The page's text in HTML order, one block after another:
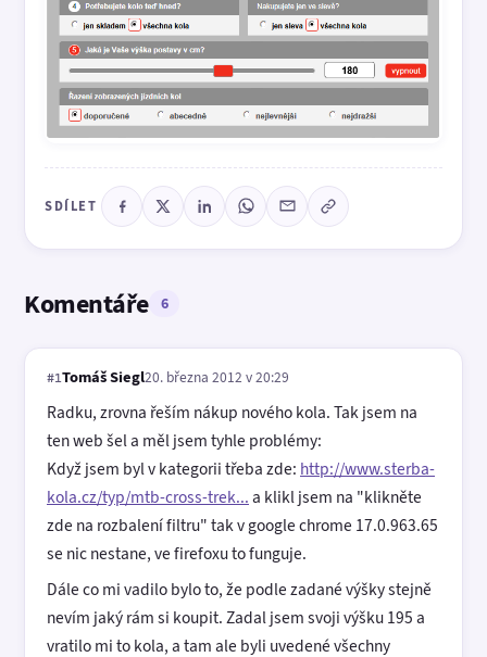
SDÍLET
Komentáře 6
#1Tomáš Siegl20. března 2012 v 20:29
Radku, zrovna řeším nákup nového kola. Tak jsem na
ten web šel a měl jsem tyhle problémy:
Když jsem byl v kategorii třeba zde: http://www.sterba-
kola.cz/typ/mtb-cross-trek...a klikl jsem na "klikněte
zde na rozbalení filtru" tak v google chrome 17.0.963.65
se nic nestane, ve firefoxu to funguje.
Dále co mi vadilo bylo to, že podle zadané výšky stejně
nevím jaký rám si koupit. Zadal jsem svoji výšku 195 a
vratilo mi to kola, a tam ale byli uvedené všechny